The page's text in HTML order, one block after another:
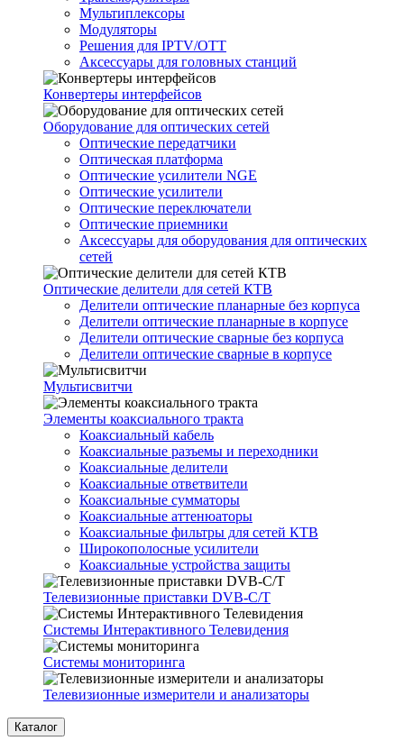
Мультиплексоры
Модуляторы
Решения для IPTV/OTT
Аксессуары для головных станций
Конвертеры интерфейсов
Оборудование для оптических сетей
Оптические передатчики
Оптическая платформа
Оптические усилители NGE
Оптические усилители
Оптические переключатели
Оптические приемники
Аксессуары для оборудования для оптических
сетей
Оптические делители для сетей КТВ
Делители оптические планарные без корпуса
Делители оптические планарные в корпусе
Делители оптические сварные без корпуса
Делители оптические сварные в корпусе
Мультисвитчи
Элементы коаксиального тракта
Коаксиальный кабель
Коаксиальные разъемы и переходники
Коаксиальные делители
Коаксиальные ответвители
Коаксиальные сумматоры
Коаксиальные аттенюаторы
Коаксиальные фильтры для сетей КТВ
Широкополосные усилители
Коаксиальные устройства защиты
Телевизионные приставки DVB-C/T
Системы Интерактивного Телевидения
Системы мониторинга
Телевизионные измерители и анализаторы
Каталог